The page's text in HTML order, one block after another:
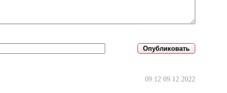
09:12 09.12.2022